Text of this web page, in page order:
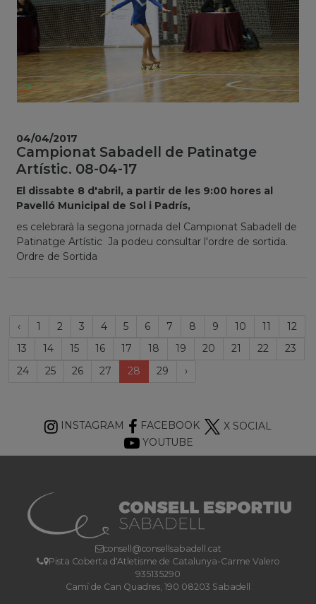
Campionat Sabadell de Patinatge
Artístic. 08-04-17
El dissabte 8 d'abril, a partir de les 9:00 hores al
Pavelló Municipal de Sol i Padrís,
es celebrarà la segona jornada del Campionat Sabadell de
Patinatge Artístic Ja podeu consultar l'ordre de sortida.
Ordre de Sortida
04/04/2017
‹Página
1 2 3 4 5 6 7 8 9 10 11
12
13
14 15 16 17 18 19 20 21 22
23
24
25 26 27 28 (current)
29 ›
INSTAGRAM FACEBOOK
X SOCIAL
YOUTUBE
consell@consellsabadell.cat
Pista Coberta d'Atletisme de Catalunya-Carme Valero
935135290
Camí de Can Quadres, 190 08203 Sabadell